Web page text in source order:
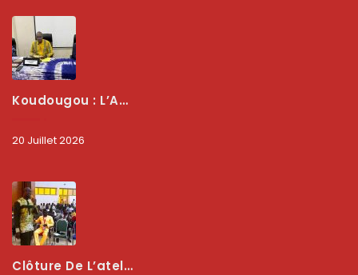
Koudougou : L’ARCEP Renforce Le Dialogue Avec Les Associations De Consommateurs Pour Mieux Protéger Les Usagers
20 Juillet 2026
Clôture De L’atelier National : L’ARCEP Et Les Collectivités Territoriales Consolident Leur Partenariat Pour Booster La Qualité Des Services Numériques